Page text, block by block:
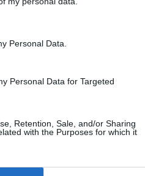
Personal Data.
Personal Data for Targeted
Retention, Sale, and/or Sharing
with the Purposes for which it
δυτικοί με την ίδια
Κρήτη έως 28 βαθμούς